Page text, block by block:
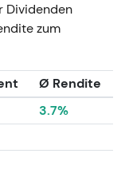
Dividenden
zum
Ø Rendite
3.7%